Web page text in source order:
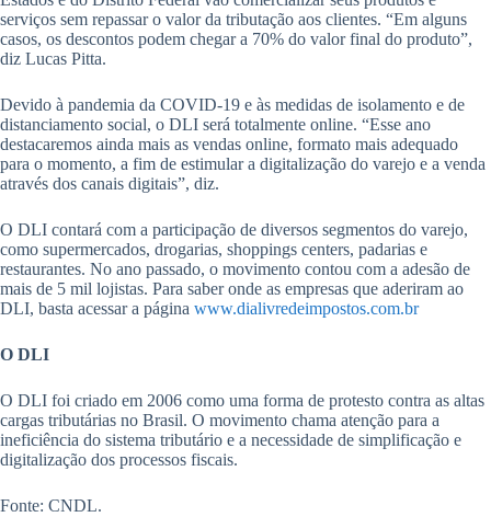
serviços sem repassar o valor da tributação aos clientes. “Em alguns
casos, os descontos podem chegar a 70% do valor final do produto”,
diz Lucas Pitta.
Devido à pandemia da COVID-19 e às medidas de isolamento e de
distanciamento social, o DLI será totalmente online. “Esse ano
destacaremos ainda mais as vendas online, formato mais adequado
para o momento, a fim de estimular a digitalização do varejo e a venda
através dos canais digitais”, diz.
O DLI contará com a participação de diversos segmentos do varejo,
como supermercados, drogarias, shoppings centers, padarias e
restaurantes. No ano passado, o movimento contou com a adesão de
mais de 5 mil lojistas. Para saber onde as empresas que aderiram ao
DLI, basta acessar a página www.dialivredeimpostos.com.br
O DLI
O DLI foi criado em 2006 como uma forma de protesto contra as altas
cargas tributárias no Brasil. O movimento chama atenção para a
ineficiência do sistema tributário e a necessidade de simplificação e
digitalização dos processos fiscais.
Fonte: CNDL.